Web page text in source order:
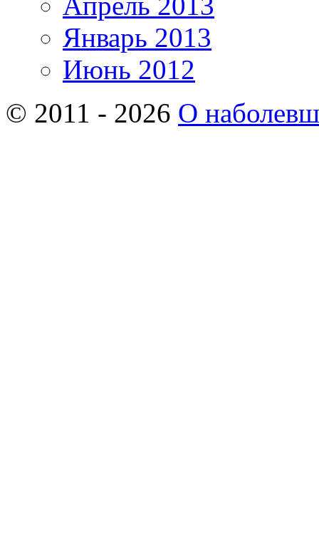
Январь 2013
Июнь 2012
© 2011 - 2026 О